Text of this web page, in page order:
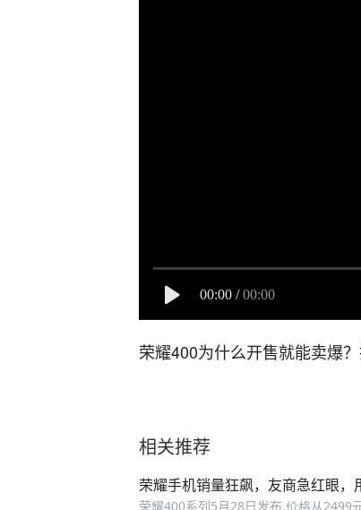
00:00 / 00:00
荣耀400为什么开售就能卖爆？
相关推荐
荣耀手机销量狂飙，友商急红眼，
荣耀400系列5月28日发布,价格从2499